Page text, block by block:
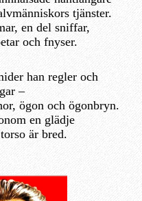
tjänster.
en del sniffar,
och fnyser.
han regler och
–
ögon och ögonbryn.
en glädje
är bred.